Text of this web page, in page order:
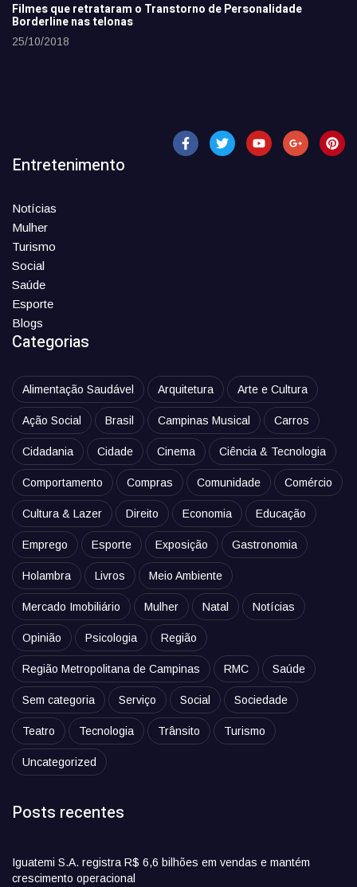
Filmes que retrataram o Transtorno de Personalidade
Borderline nas telonas
25/10/2018
Entretenimento
Notícias
Mulher
Turismo
Social
Saúde
Esporte
Blogs
Categorias
Alimentação Saudável Arquitetura Arte e Cultura
Ação Social Brasil Campinas Musical Carros
Cidadania Cidade Cinema Ciência & Tecnologia
Comportamento Compras Comunidade Comércio
Cultura & Lazer Direito Economia Educação
Emprego Esporte Exposição Gastronomia
Holambra Livros Meio Ambiente
Mercado Imobiliário Mulher Natal Notícias
Opinião Psicologia Região
Região Metropolitana de Campinas RMC Saúde
Sem categoria Serviço Social Sociedade
Teatro Tecnologia Trânsito Turismo
Uncategorized
Posts recentes
Iguatemi S.A. registra R$ 6,6 bilhões em vendas e mantém
crescimento operacional